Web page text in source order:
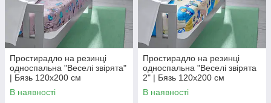
Простирадло на резинці
односпальна "Веселі звірята"
| Бязь 120х200 см
В наявності
Простирадло на резинці
односпальна "Веселі звірята
2" | Бязь 120х200 см
В наявності